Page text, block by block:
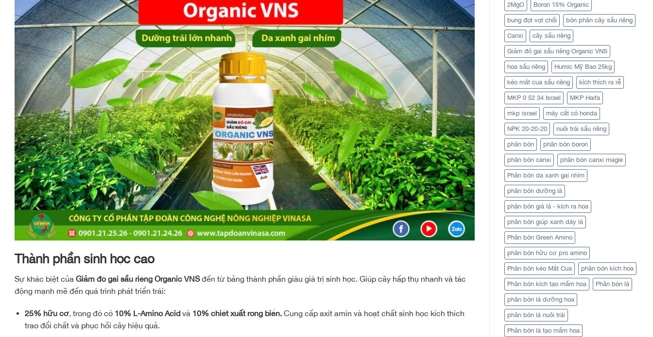
2MgO Boron 15% Organic
bung đọt vọt chồi bón phân cây sầu riêng
Canxi cây sầu riêng
Giảm đỏ gai sầu riêng Organic VNS
hoa sầu riêng Humic Mỹ Bao 25kg
kéo mắt cua sầu riêng kích thích ra rễ
MKP 0 52 34 Israel MKP Haifa
mkp israel máy cắt cỏ honda
NPK 20-20-20 nuôi trái sầu riêng
phân bón phân bón boron
phân bón canxi phân bón canxi magie
Phân bón da xanh gai nhím
phân bón dưỡng lá
phân bón già lá - kích ra hoa
phân bón giúp xanh dày lá
Phân bón Green Amino
phân bón hữu cơ pro amino
Phân bón kéo Mắt Cua phân bón kích hoa
Phân bón kích tạo mầm hoa Phân bón lá
phân bón lá dưỡng hoa
phân bón lá nuôi trái
Phân bón lá tạo mầm hoa
Thành phần sinh học cao
Sự khác biệt của Giảm đỏ gai sầu riêng Organic VNSđến từ bảng thành phần giàu giá trị sinh học. Giúp cây hấp thụ nhanh và tác
động mạnh mẽ đến quá trình phát triển trái:
25% hữu cơ, trong đó có 10% L-Amino Acidvà 10% chiết xuất rong biển.Cung cấp axit amin và hoạt chất sinh học kích thích
trao đổi chất và phục hồi cây hiệu quả.